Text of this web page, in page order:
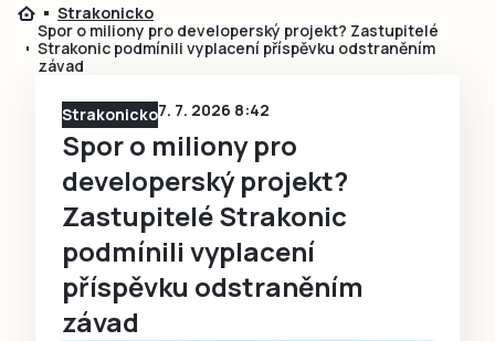
Přihlásit se přes Facebook
Ještě nemám účet, chci se
Strakonicko
Spor o miliony pro developerský projekt? Zastupitelé
Strakonic podmínili vyplacení příspěvku odstraněním
závad
Strakonicko7. 7. 2026 8:42
Spor o miliony pro
developerský projekt?
Zastupitelé Strakonic
podmínili vyplacení
příspěvku odstraněním
závad